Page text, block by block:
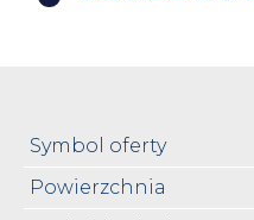
Symbol oferty
Powierzchnia